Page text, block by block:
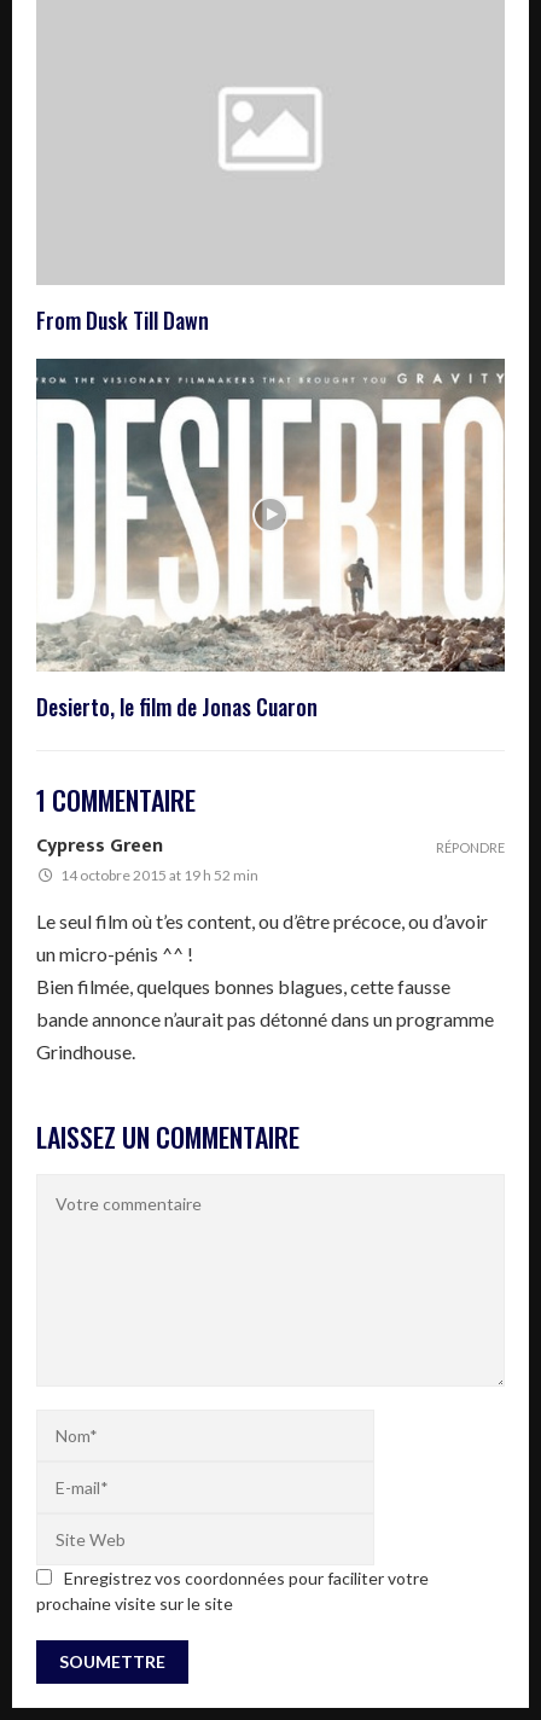
From Dusk Till Dawn
Desierto, le film de Jonas Cuaron
1 COMMENTAIRE
Cypress Green
14 octobre 2015 at 19 h 52 min
Le seul film où t’es content, ou d’être précoce, ou d’avoir
un micro-pénis ^^ !
Bien filmée, quelques bonnes blagues, cette fausse
bande annonce n’aurait pas détonné dans un programme
Grindhouse.
RÉPONDRE
LAISSEZ UN COMMENTAIRE
Enregistrez vos coordonnées pour faciliter votre
prochaine visite sur le site